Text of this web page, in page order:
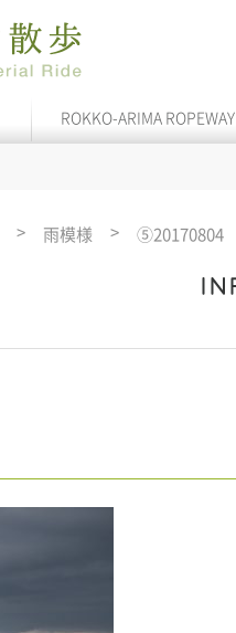
ROKKO-ARIMA ROPEWAY
雨模様 ⑤20170804